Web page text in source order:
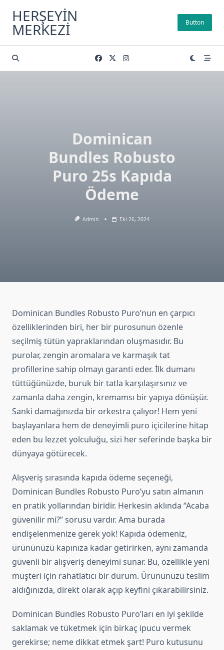
content
HERŞEYIN
MERKEZI Button
Dominican
Bundles Robusto
Puro 25s Kapıda
Ödeme
Admin Eki 26, 2024
Dominican Bundles Robusto Puro’nun en çarpıcı
özelliklerinden biri, her bir purosunun özenle
seçilmiş tütün yapraklarından oluşmasıdır. Bu
purolar, zengin aromalara ve karmaşık tat
profillerine sahip olmayı garanti eder. İlk dumanı
tüttüğünüzde, buruk bir tatla karşılaşırsınız ve
zamanla daha zengin, kremamsı bir yapıya dönüşür.
Sanki damağınızda bir orkestra çalıyor! Hem yeni
başlayanlara hem de deneyimli puro içicilerine hitap
eden bu lezzet yolculuğu, sizi her seferinde başka bir
dünyaya götürecek.
Alışveriş sırasında kapıda ödeme seçeneği,
Dominican Bundles Robusto Puro’yu satın almanın
en pratik yollarından biridir. Herkesin aklında “Acaba
güvenilir mi?” sorusu vardır. Ama burada
endişelenmenize gerek yok! Kapıda ödemeniz,
ürününüzü kapınıza kadar getirirken, aynı zamanda
güvenli bir alışveriş deneyimi sunar. Bu, özellikle yeni
müşteri için rahatlatıcı bir durum. Ürününüzü teslim
aldığınızda, direkt olarak açıp keyfini çıkarabilirsiniz.
Dominican Bundles Robusto Puro’ları en iyi şekilde
saklamak ve tüketmek için birkaç ipucu vermek
gerekirse; neme dikkat etmek şart! Puro kutusunu